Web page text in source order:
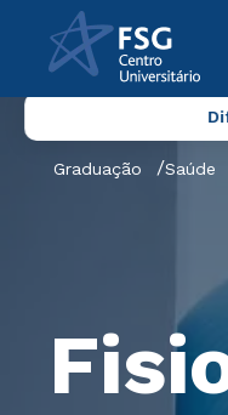
Graduação Saúde